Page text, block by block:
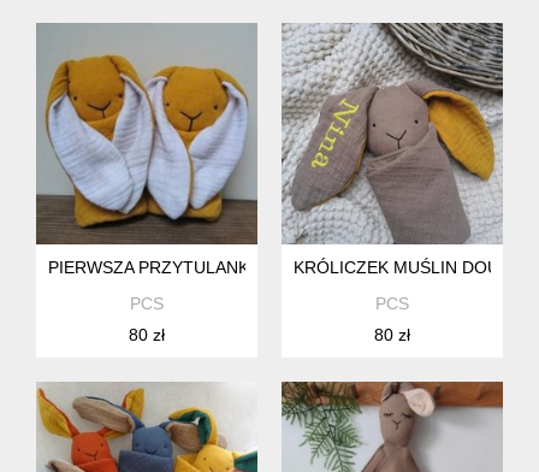
PIERWSZA PRZYTULANKA DLA NOWORODKA, KRÓLICZEK
PCS
80 zł
KRÓLICZEK MUŚLIN DOUBLE
PCS
80 zł